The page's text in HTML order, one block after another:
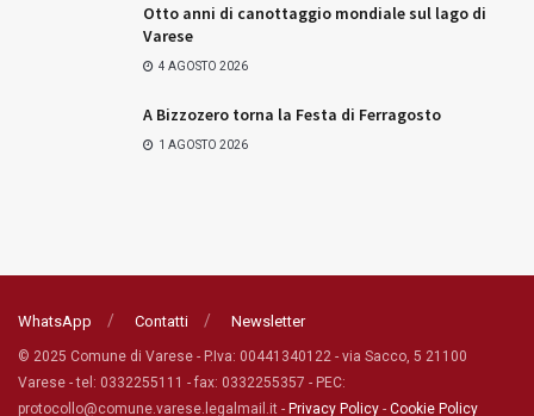
Otto anni di canottaggio mondiale sul lago di
Varese
4 AGOSTO 2026
A Bizzozero torna la Festa di Ferragosto
1 AGOSTO 2026
WhatsApp Contatti Newsletter
© 2025 Comune di Varese - P.Iva: 00441340122 - via Sacco, 5 21100
Varese - tel: 0332255111 - fax: 0332255357 - PEC:
protocollo@comune.varese.legalmail.it - Privacy Policy - Cookie Policy